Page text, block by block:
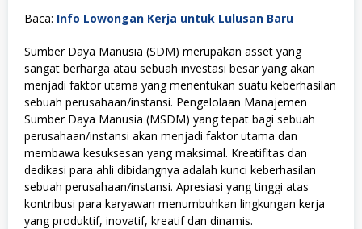
Baca: Info Lowongan Kerja untuk Lulusan Baru
Sumber Daya Manusia (SDM) merupakan asset yang
sangat berharga atau sebuah investasi besar yang akan
menjadi faktor utama yang menentukan suatu keberhasilan
sebuah perusahaan/instansi. Pengelolaan Manajemen
Sumber Daya Manusia (MSDM) yang tepat bagi sebuah
perusahaan/instansi akan menjadi faktor utama dan
membawa kesuksesan yang maksimal. Kreatifitas dan
dedikasi para ahli dibidangnya adalah kunci keberhasilan
sebuah perusahaan/instansi. Apresiasi yang tinggi atas
kontribusi para karyawan menumbuhkan lingkungan kerja
yang produktif, inovatif, kreatif dan dinamis.